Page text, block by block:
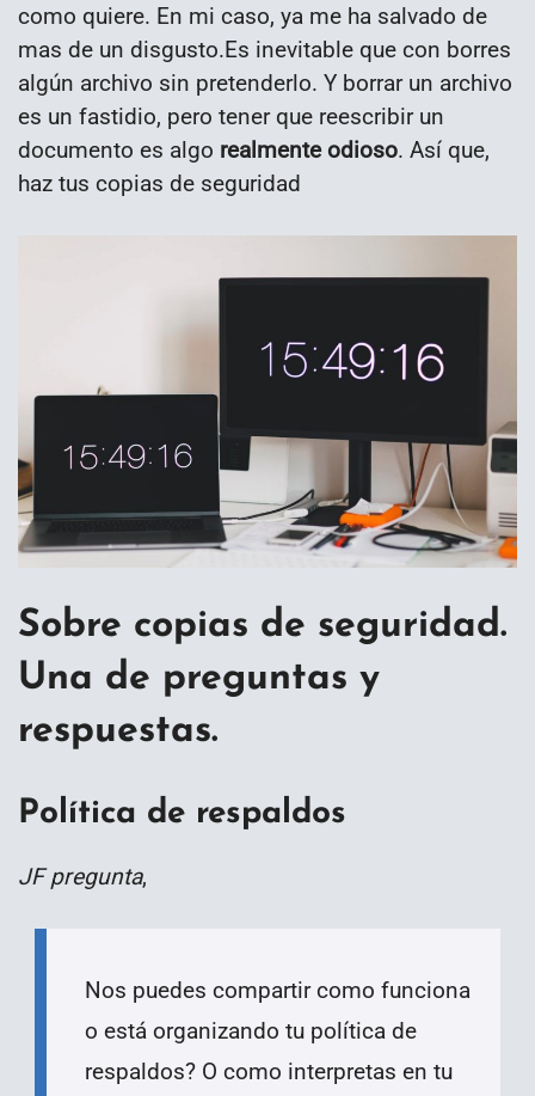
como quiere. En mi caso, ya me ha salvado de
mas de un disgusto.Es inevitable que con borres
algún archivo sin pretenderlo. Y borrar un archivo
es un fastidio, pero tener que reescribir un
documento es algo realmente odioso. Así que,
haz tus copias de seguridad
Sobre copias de seguridad.
Una de preguntas y
respuestas.
Política de respaldos
JF pregunta,
Nos puedes compartir como funciona
o está organizando tu política de
respaldos? O como interpretas en tu